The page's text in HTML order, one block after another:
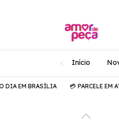
Início
BRASÍLIA 💳 PARCELE EM ATÉ 12X